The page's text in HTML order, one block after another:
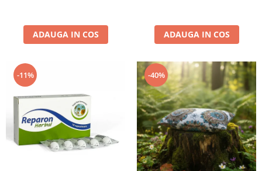
ADAUGA IN COS ADAUGA IN COS
-11% -40%